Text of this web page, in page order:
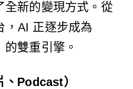
全新的變現方式。從
，AI 正逐步成為
的雙重引擎。
Podcast）